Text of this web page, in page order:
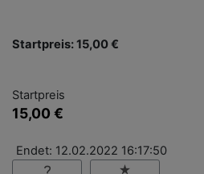
Startpreis: 15,00 €
Startpreis
15,00 €
Endet: 12.02.2022 16:17:50